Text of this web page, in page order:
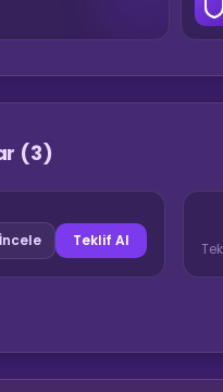
(3)
İncele Teklif Al